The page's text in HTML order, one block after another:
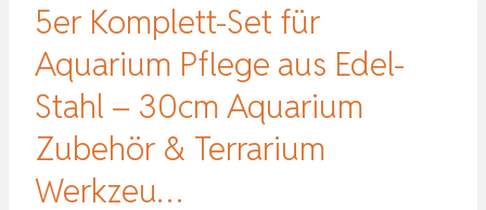
5er Komplett-Set für
Aquarium Pflege aus Edel-
Stahl – 30cm Aquarium
Zubehör & Terrarium
Werkzeu…